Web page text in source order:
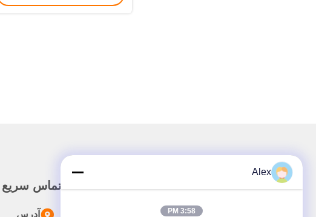
تماس سریع
آدرس
Alex
3:58 PM